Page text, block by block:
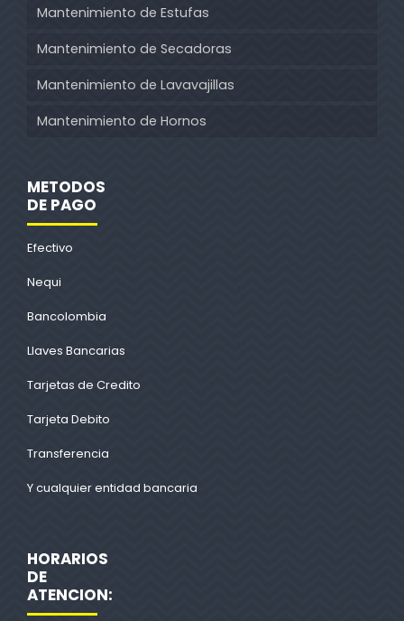
Mantenimiento de Estufas
Mantenimiento de Secadoras
Mantenimiento de Lavavajillas
Mantenimiento de Hornos
METODOS
DE PAGO
Efectivo
Nequi
Bancolombia
Llaves Bancarias
Tarjetas de Credito
Tarjeta Debito
Transferencia
Y cualquier entidad bancaria
HORARIOS
DE
ATENCION: